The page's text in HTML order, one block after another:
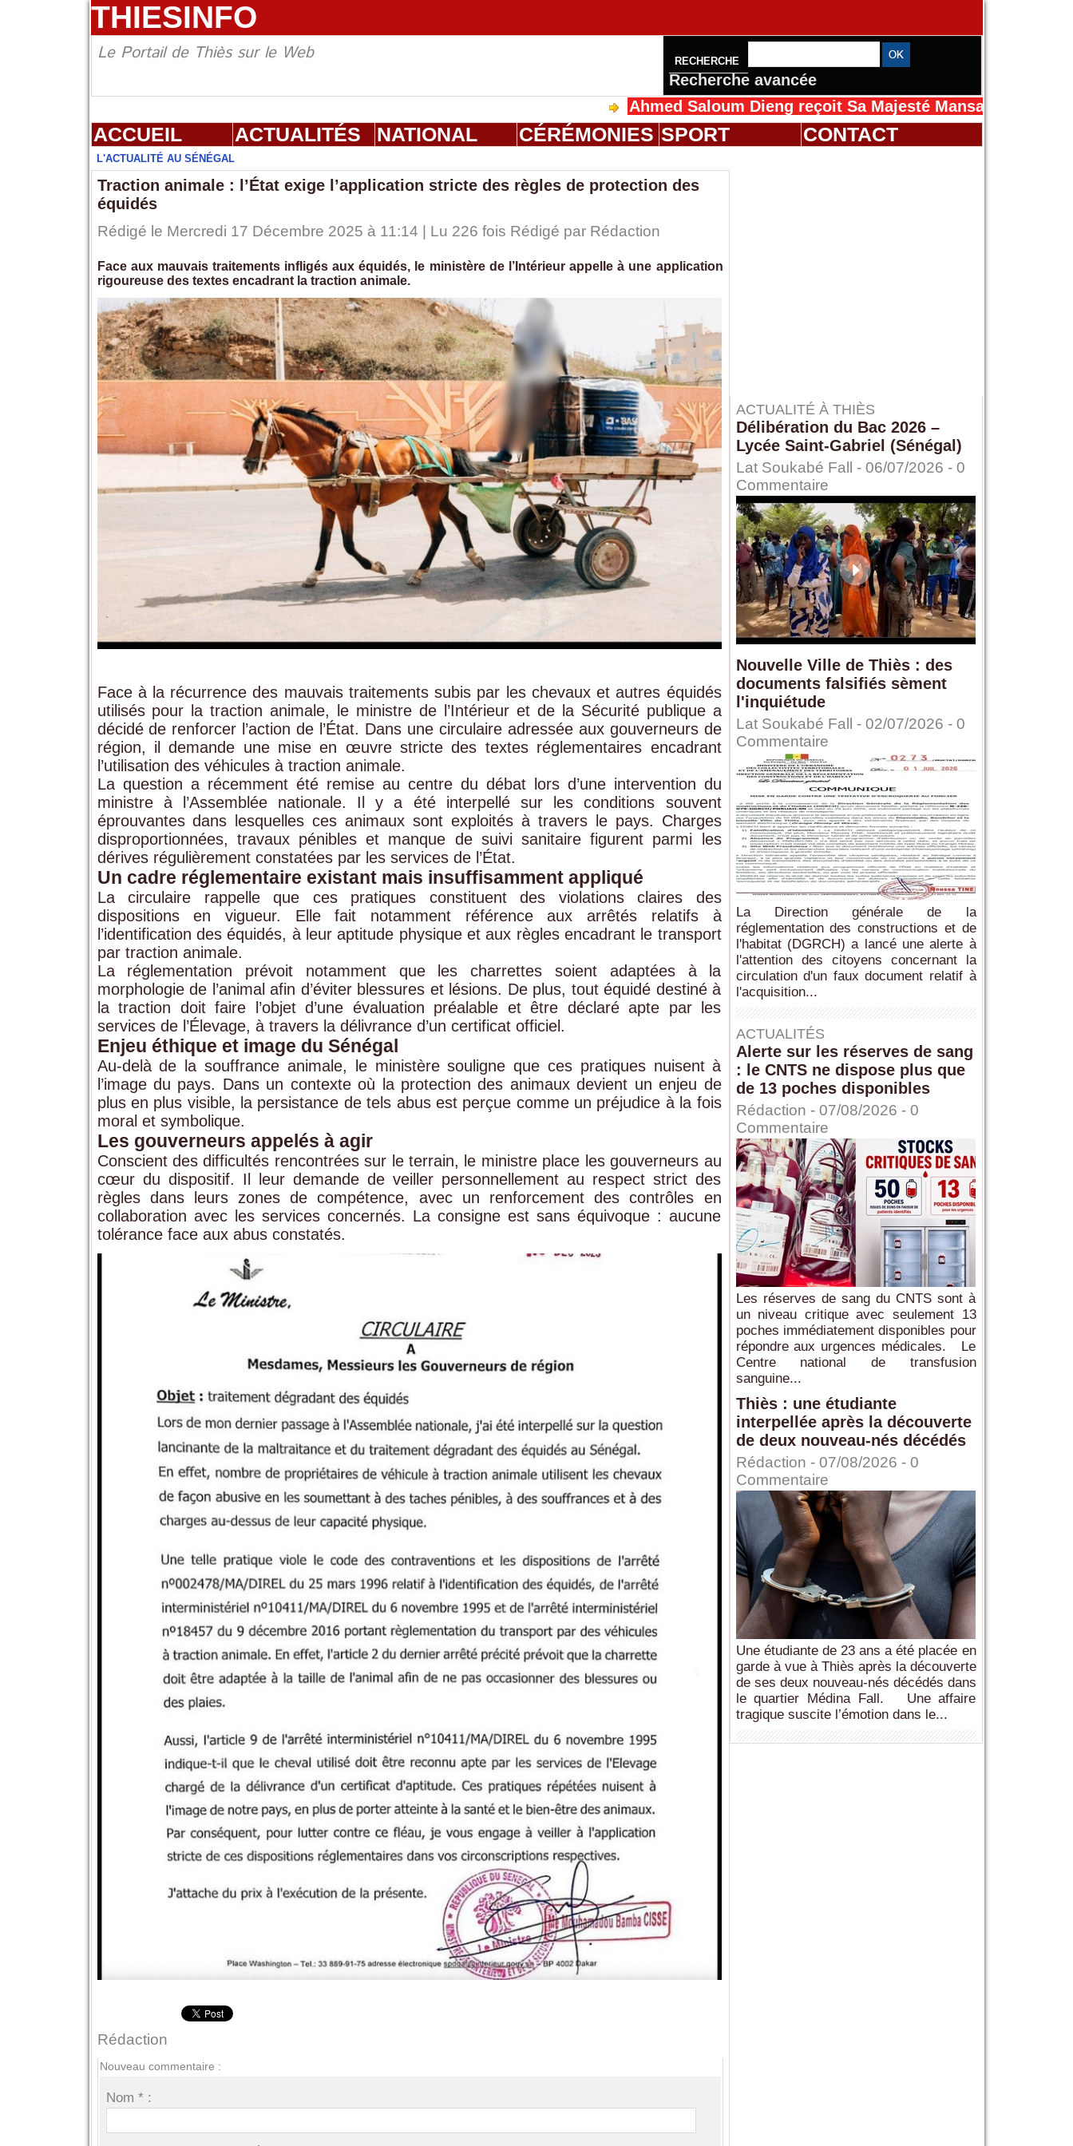
THIESINFO
Le Portail de Thiès sur le Web RECHERCHE
Recherche avancée
Ahmed Saloum Dieng reçoit Sa Majesté Mansah Cissé au Sénégal
ACCUEIL ACTUALITÉS NATIONAL CÉRÉMONIES SPORT CONTACT
L'ACTUALITÉ AU SÉNÉGAL
Traction animale : l’État exige l’application stricte des règles de protection des
équidés
Rédigé le Mercredi 17 Décembre 2025 à 11:14 | Lu 226 fois Rédigé par Rédaction
Face aux mauvais traitements infligés aux équidés, le ministère de l’Intérieur appelle à une application
rigoureuse des textes encadrant la traction animale.
Face à la récurrence des mauvais traitements subis par les chevaux et autres équidés
utilisés pour la traction animale, le ministre de l’Intérieur et de la Sécurité publique a
décidé de renforcer l’action de l’État. Dans une circulaire adressée aux gouverneurs de
région, il demande une mise en œuvre stricte des textes réglementaires encadrant
l’utilisation des véhicules à traction animale.
La question a récemment été remise au centre du débat lors d’une intervention du
ministre à l’Assemblée nationale. Il y a été interpellé sur les conditions souvent
éprouvantes dans lesquelles ces animaux sont exploités à travers le pays. Charges
disproportionnées, travaux pénibles et manque de suivi sanitaire figurent parmi les
dérives régulièrement constatées par les services de l’État.
Un cadre réglementaire existant mais insuffisamment appliqué
La circulaire rappelle que ces pratiques constituent des violations claires des
dispositions en vigueur. Elle fait notamment référence aux arrêtés relatifs à
l’identification des équidés, à leur aptitude physique et aux règles encadrant le transport
par traction animale.
La réglementation prévoit notamment que les charrettes soient adaptées à la
morphologie de l’animal afin d’éviter blessures et lésions. De plus, tout équidé destiné à
la traction doit faire l’objet d’une évaluation préalable et être déclaré apte par les
services de l’Élevage, à travers la délivrance d’un certificat officiel.
Enjeu éthique et image du Sénégal
Au-delà de la souffrance animale, le ministère souligne que ces pratiques nuisent à
l’image du pays. Dans un contexte où la protection des animaux devient un enjeu de
plus en plus visible, la persistance de tels abus est perçue comme un préjudice à la fois
moral et symbolique.
Les gouverneurs appelés à agir
Conscient des difficultés rencontrées sur le terrain, le ministre place les gouverneurs au
cœur du dispositif. Il leur demande de veiller personnellement au respect strict des
règles dans leurs zones de compétence, avec un renforcement des contrôles en
collaboration avec les services concernés. La consigne est sans équivoque : aucune
tolérance face aux abus constatés.
Rédaction
Nouveau commentaire :
Nom * :
ACTUALITÉ À THIÈS
Délibération du Bac 2026 –
Lycée Saint-Gabriel (Sénégal)
Lat Soukabé Fall - 06/07/2026 - 0
Commentaire
Nouvelle Ville de Thiès : des
documents falsifiés sèment
l'inquiétude
Lat Soukabé Fall - 02/07/2026 - 0
Commentaire
La Direction générale de la
réglementation des constructions et de
l'habitat (DGRCH) a lancé une alerte à
l'attention des citoyens concernant la
circulation d'un faux document relatif à
l'acquisition...
ACTUALITÉS
Alerte sur les réserves de sang
: le CNTS ne dispose plus que
de 13 poches disponibles
Rédaction - 07/08/2026 - 0
Commentaire
Les réserves de sang du CNTS sont à
un niveau critique avec seulement 13
poches immédiatement disponibles pour
répondre aux urgences médicales. Le
Centre national de transfusion
sanguine...
Thiès : une étudiante
interpellée après la découverte
de deux nouveau-nés décédés
Rédaction - 07/08/2026 - 0
Commentaire
Une étudiante de 23 ans a été placée en
garde à vue à Thiès après la découverte
de ses deux nouveau-nés décédés dans
le quartier Médina Fall. Une affaire
tragique suscite l’émotion dans le...